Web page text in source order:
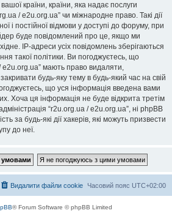
країни, країни, яка надає послуги
/ e2u.org.ua” чи міжнародне право. Такі дії
і постійної відмови у доступі до форуму, при
буде повідомлений про це, якщо ми
IP-адреси усіх повідомлень зберігаються
такої політики. Ви погоджуєтесь, що
e2u.org.ua” мають право видаляти,
будь-яку тему в будь-який час на свій
що уся інформація введена вами
Хоча ця інформація не буде відкрита третім
“r2u.org.ua / e2u.org.ua”, ні phpBB
за будь-які дії хакерів, які можуть призвести
до неї.
Часовий пояс UTC+02:00
Видалити файли cookie
® Forum Software © phpBB Limited